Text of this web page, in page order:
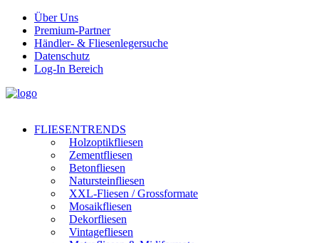
Über Uns
Premium-Partner
Händler- & Fliesenlegersuche
Datenschutz
Log-In Bereich
FLIESENTRENDS
Holzoptikfliesen
Zementfliesen
Betonfliesen
Natursteinfliesen
XXL-Fliesen / Grossformate
Mosaikfliesen
Dekorfliesen
Vintagefliesen